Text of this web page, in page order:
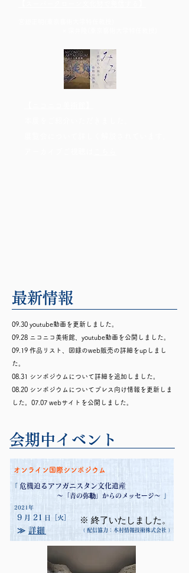
最新情報
09.30 youtube動画を更新しました。
09.28 ニコニコ美術館、youtube動画を公開しました。
09.19 作品リスト、図録のweb販売の詳細をupしまし
た。
08.31 シンポジウムについて詳細を追加しました。
08.20 シンポジウムについてプレス向け情報を更新しま
した。07.07 webサイトを公開しました。
会期中イベント
「 危機迫るアフガニスタン文化遺産
～「青の弥勒」からのメッセージ～ 」
オンライン国際シンポジウム
2021年
9 月 21 日 ［火］ ※ 終了いたしました。
（ 配信協力：木村情報技術株式会社 ）
≫ 詳細